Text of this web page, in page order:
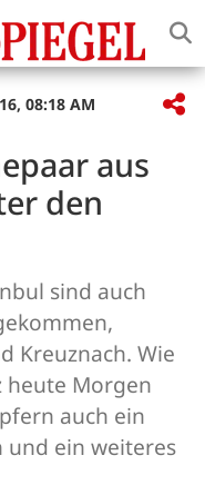
08:18 AM
aus
den
sind auch
Kreuznach. Wie
heute Morgen
auch ein
und ein weiteres